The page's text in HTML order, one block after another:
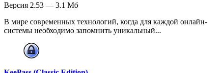
Версия 2.53 — 3.1 Мб
В мире современных технологий, когда для каждой онлайн-
системы необходимо запомнить уникальный...